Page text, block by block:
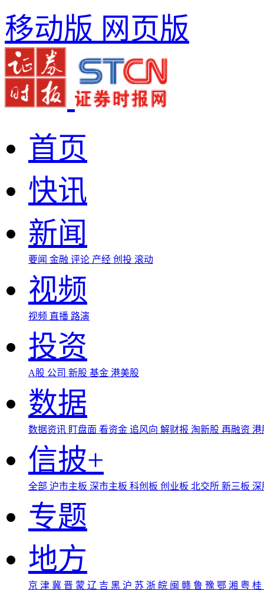
移动版 网页版
首页
快讯
新闻
要闻 金融 评论 产经 创投 滚动
视频
视频 直播 路演
投资
A股 公司 新股 基金 港美股
数据
数据资讯 盯盘面 看资金 追风向 解财报 淘新股 再融资
信披+
全部 沪市主板 深市主板 科创板 创业板 北交所 新三板
专题
地方
京 津 冀 晋 蒙 辽 吉 黑 沪 苏 浙 皖 闽 赣 鲁 豫 鄂 湘 粤 桂